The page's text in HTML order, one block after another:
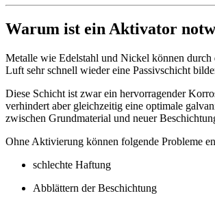
Warum ist ein Aktivator
Metalle wie Edelstahl und Nickel können
Luft sehr schnell wieder eine Passivschicht
Diese Schicht ist zwar ein hervorragender
verhindert aber gleichzeitig eine optimale
zwischen Grundmaterial und neuer
Ohne Aktivierung können folgende Probleme
schlechte Haftung
Abblättern der Beschichtung